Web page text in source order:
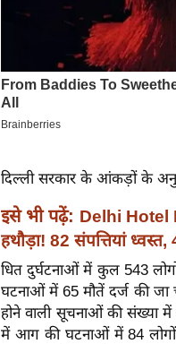
दिल्ली सरकार के आंकड़ों के
इसे भी पढ़ें: Delhi Hotel
हथौड़ा! 82 संपत्तियां
धित दुर्घटनाओं में कुल 543
घटनाओं में 65 मौतें दर्ज की जा
होने वाली सूचनाओं की संख्या
में आग की घटनाओं में 84